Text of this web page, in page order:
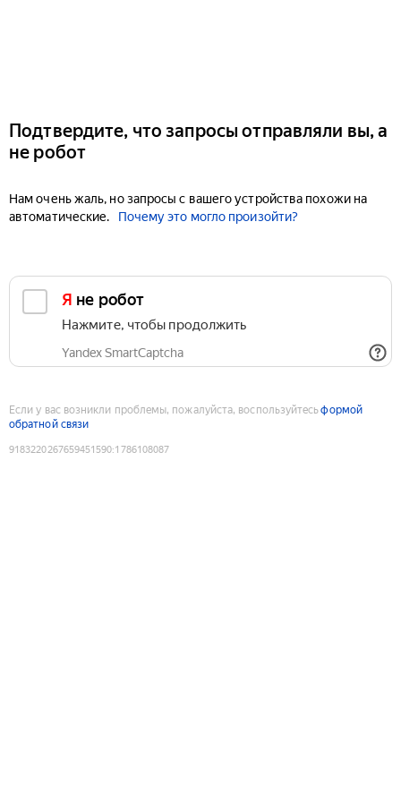
Подтвердите, что запросы отправляли вы, а
не робот
Нам очень жаль, но запросы с вашего устройства похожи на
автоматические.
Почему это могло произойти?
Я не робот
Нажмите, чтобы продолжить
Yandex SmartCaptcha
Если у вас возникли проблемы, пожалуйста, воспользуйтесьформой
обратной связи
9183220267659451590:1786108087